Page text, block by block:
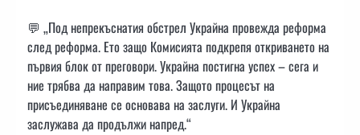
💬 „Под непрекъснатия обстрел Украйна провежда реформа
след реформа. Ето защо Комисията подкрепя откриването на
първия блок от преговори. Украйна постигна успех – сега и
ние трябва да направим това. Защото процесът на
присъединяване се основава на заслуги. И Украйна
заслужава да продължи напред.“